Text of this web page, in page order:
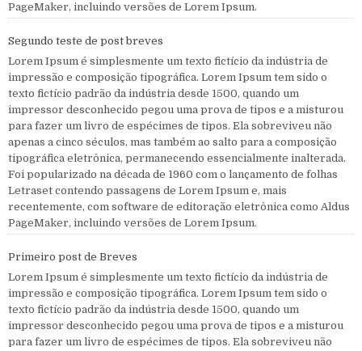
PageMaker, incluindo versões de Lorem Ipsum.
Segundo teste de post breves
Lorem Ipsum é simplesmente um texto fictício da indústria de
impressão e composição tipográfica. Lorem Ipsum tem sido o
texto fictício padrão da indústria desde 1500, quando um
impressor desconhecido pegou uma prova de tipos e a misturou
para fazer um livro de espécimes de tipos. Ela sobreviveu não
apenas a cinco séculos, mas também ao salto para a composição
tipográfica eletrônica, permanecendo essencialmente inalterada.
Foi popularizado na década de 1960 com o lançamento de folhas
Letraset contendo passagens de Lorem Ipsum e, mais
recentemente, com software de editoração eletrônica como Aldus
PageMaker, incluindo versões de Lorem Ipsum.
Primeiro post de Breves
Lorem Ipsum é simplesmente um texto fictício da indústria de
impressão e composição tipográfica. Lorem Ipsum tem sido o
texto fictício padrão da indústria desde 1500, quando um
impressor desconhecido pegou uma prova de tipos e a misturou
para fazer um livro de espécimes de tipos. Ela sobreviveu não